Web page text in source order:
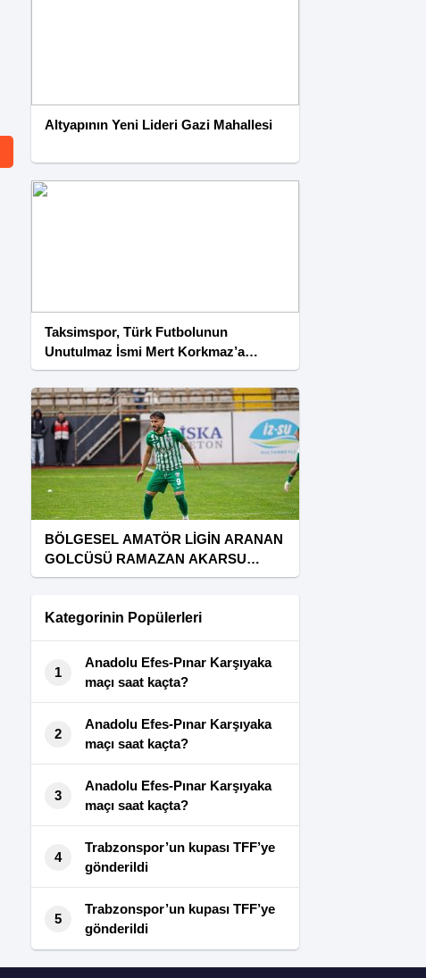
Altyapının Yeni Lideri Gazi Mahallesi
Taksimspor, Türk Futbolunun
Unutulmaz İsmi Mert Korkmaz’a
Emanet
BÖLGESEL AMATÖR LİGİN ARANAN
GOLCÜSÜ RAMAZAN AKARSU
SEZONU TAMAMLADI
Kategorinin Popülerleri
1
Anadolu Efes-Pınar Karşıyaka
maçı saat kaçta?
2
Anadolu Efes-Pınar Karşıyaka
maçı saat kaçta?
3
Anadolu Efes-Pınar Karşıyaka
maçı saat kaçta?
4
Trabzonspor’un kupası TFF’ye
gönderildi
5
Trabzonspor’un kupası TFF’ye
gönderildi